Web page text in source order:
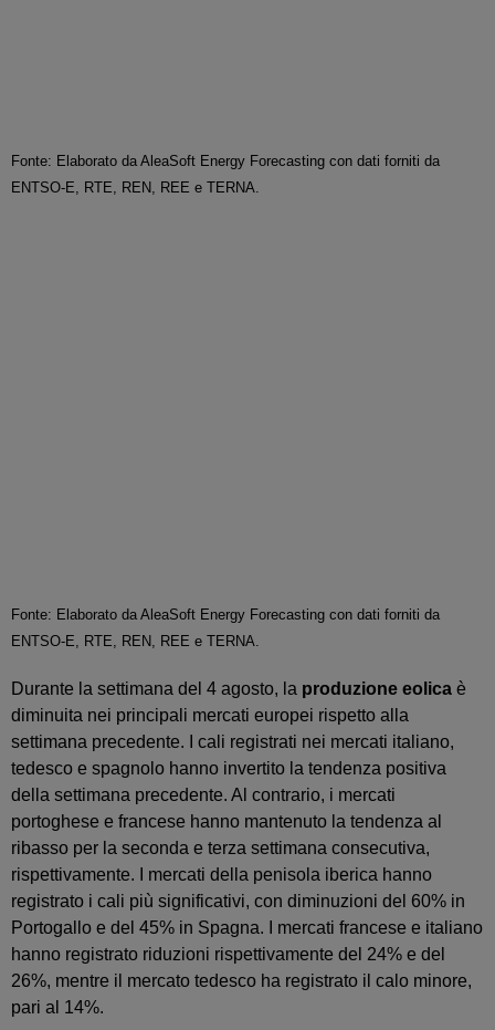
Fonte: Elaborato da AleaSoft Energy Forecasting con dati forniti da
ENTSO-E, RTE, REN, REE e TERNA.
Fonte: Elaborato da AleaSoft Energy Forecasting con dati forniti da
ENTSO-E, RTE, REN, REE e TERNA.
Durante la settimana del 4 agosto, la produzione eolica è
diminuita nei principali mercati europei rispetto alla
settimana precedente. I cali registrati nei mercati italiano,
tedesco e spagnolo hanno invertito la tendenza positiva
della settimana precedente. Al contrario, i mercati
portoghese e francese hanno mantenuto la tendenza al
ribasso per la seconda e terza settimana consecutiva,
rispettivamente. I mercati della penisola iberica hanno
registrato i cali più significativi, con diminuzioni del 60% in
Portogallo e del 45% in Spagna. I mercati francese e italiano
hanno registrato riduzioni rispettivamente del 24% e del
26%, mentre il mercato tedesco ha registrato il calo minore,
pari al 14%.